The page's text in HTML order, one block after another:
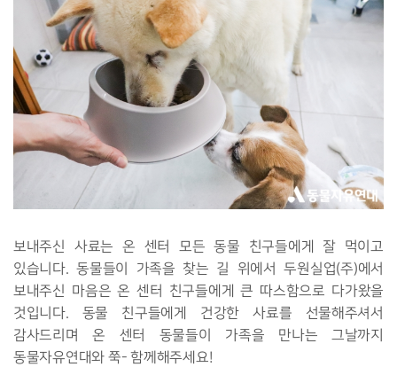
보내주신 사료는 온 센터 모든 동물 친구들에게 잘 먹이고
있습니다. 동물들이 가족을 찾는 길 위에서 두원실업(주)에서
보내주신 마음은 온 센터 친구들에게 큰 따스함으로 다가왔을
것입니다. 동물 친구들에게 건강한 사료를 선물해주셔서
감사드리며 온 센터 동물들이 가족을 만나는 그날까지
동물자유연대와 쭉- 함께해주세요!